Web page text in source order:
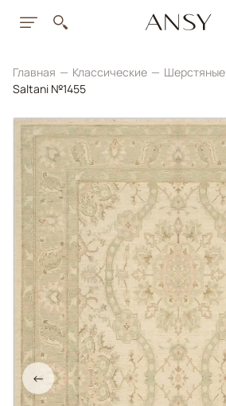
Главная Классические Шерстяные
Saltani №1455
←